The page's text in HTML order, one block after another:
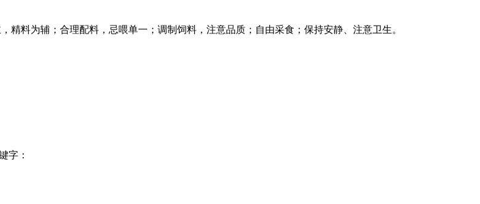
精料为辅；合理配料，忌喂单一；调制饲料，注意品质；自由采食；保持安静、注意卫生。
字：